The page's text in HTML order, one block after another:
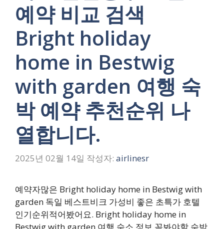
예약 비교 검색
Bright holiday
home in Bestwig
with garden 여행 숙
박 예약 추천순위 나
열합니다.
2025년 02월 14일 작성자: airlinesr
예약자많은 Bright holiday home in Bestwig with
garden 독일 베스트비크 가성비 좋은 초특가 호텔
인기순위적어봤어요. Bright holiday home in
Bestwig with garden 여행 숙소 정보 꼭봐야할 숙박